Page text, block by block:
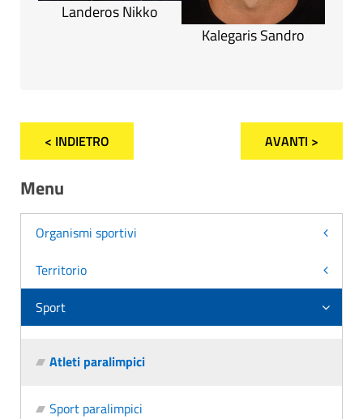
Landeros Nikko
Kalegaris Sandro
< INDIETRO AVANTI >
Menu
Organismi sportivi
Territorio
Sport
Atleti paralimpici
Sport paralimpici